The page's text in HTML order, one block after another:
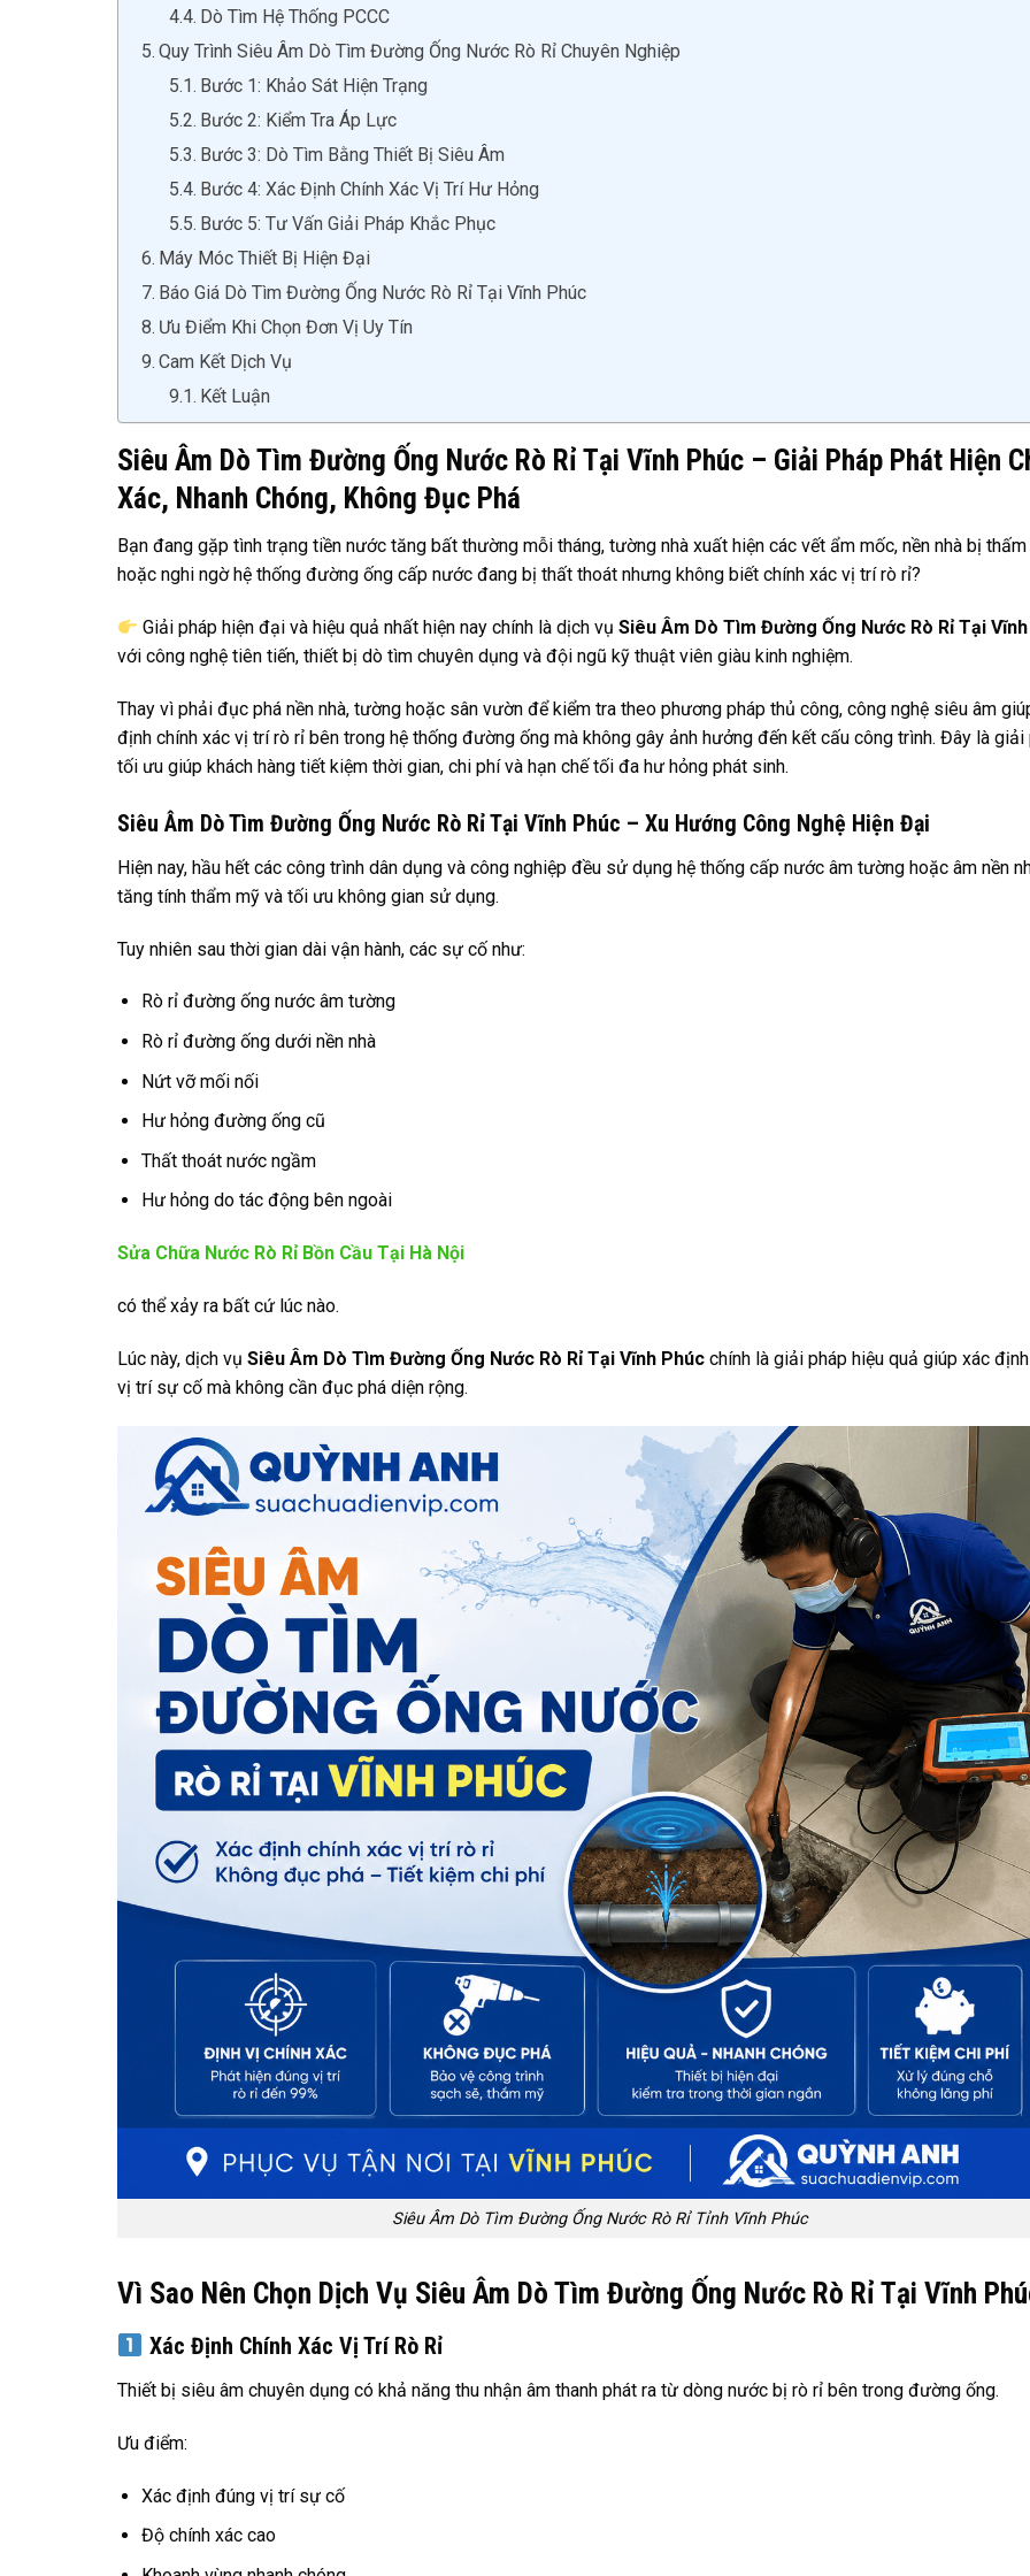
Dò Tìm Hệ Thống PCCC
Quy Trình Siêu Âm Dò Tìm Đường Ống Nước Rò Rỉ Chuyên Nghiệp
Bước 1: Khảo Sát Hiện Trạng
Bước 2: Kiểm Tra Áp Lực
Bước 3: Dò Tìm Bằng Thiết Bị Siêu Âm
Bước 4: Xác Định Chính Xác Vị Trí Hư Hỏng
Bước 5: Tư Vấn Giải Pháp Khắc Phục
Máy Móc Thiết Bị Hiện Đại
Báo Giá Dò Tìm Đường Ống Nước Rò Rỉ Tại Vĩnh Phúc
Ưu Điểm Khi Chọn Đơn Vị Uy Tín
Cam Kết Dịch Vụ
Kết Luận
Siêu Âm Dò Tìm Đường Ống Nước Rò Rỉ Tại Vĩnh Phúc – Giải Pháp Phát Hiện
Xác, Nhanh Chóng, Không Đục Phá
Bạn đang gặp tình trạng tiền nước tăng bất thường mỗi tháng, tường nhà xuất hiện các vết ẩm mốc, nền nhà bị
hoặc nghi ngờ hệ thống đường ống cấp nước đang bị thất thoát nhưng không biết chính xác vị trí rò rỉ?
Giải pháp hiện đại và hiệu quả nhất hiện nay chính là dịch vụSiêu Âm Dò Tìm Đường Ống Nước Rò Rỉ Tại
với công nghệ tiên tiến, thiết bị dò tìm chuyên dụng và đội ngũ kỹ thuật viên giàu kinh nghiệm.
Thay vì phải đục phá nền nhà, tường hoặc sân vườn để kiểm tra theo phương pháp thủ công, công nghệ siêu âm
định chính xác vị trí rò rỉ bên trong hệ thống đường ống mà không gây ảnh hưởng đến kết cấu công trình. Đây là giải
tối ưu giúp khách hàng tiết kiệm thời gian, chi phí và hạn chế tối đa hư hỏng phát sinh.
Siêu Âm Dò Tìm Đường Ống Nước Rò Rỉ Tại Vĩnh Phúc – Xu Hướng Công Nghệ Hiện Đại
Hiện nay, hầu hết các công trình dân dụng và công nghiệp đều sử dụng hệ thống cấp nước âm tường hoặc âm nền
tăng tính thẩm mỹ và tối ưu không gian sử dụng.
Tuy nhiên sau thời gian dài vận hành, các sự cố như:
Rò rỉ đường ống nước âm tường
Rò rỉ đường ống dưới nền nhà
Nứt vỡ mối nối
Hư hỏng đường ống cũ
Thất thoát nước ngầm
Hư hỏng do tác động bên ngoài
Sửa Chữa Nước Rò Rỉ Bồn Cầu Tại Hà Nội
có thể xảy ra bất cứ lúc nào.
Lúc này, dịch vụ Siêu Âm Dò Tìm Đường Ống Nước Rò Rỉ Tại Vĩnh Phúc chính là giải pháp hiệu quả giúp xác
vị trí sự cố mà không cần đục phá diện rộng.
Siêu Âm Dò Tìm Đường Ống Nước Rò Rỉ Tỉnh Vĩnh Phúc
Vì Sao Nên Chọn Dịch Vụ Siêu Âm Dò Tìm Đường Ống Nước Rò Rỉ Tại Vĩnh
Xác Định Chính Xác Vị Trí Rò Rỉ
Thiết bị siêu âm chuyên dụng có khả năng thu nhận âm thanh phát ra từ dòng nước bị rò rỉ bên trong đường ống.
Ưu điểm:
Xác định đúng vị trí sự cố
Độ chính xác cao